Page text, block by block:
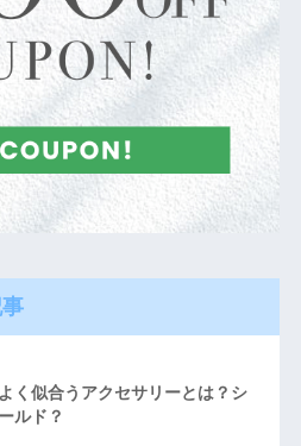
く似合うアクセサリーとは？シ
ルド？